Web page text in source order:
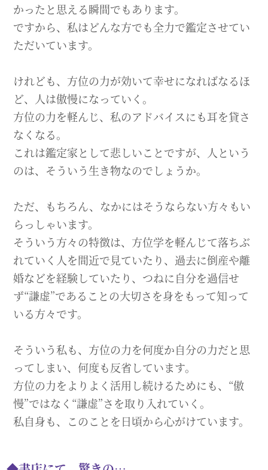
かったと思える瞬間でもあります。
ですから、私はどんな方でも全力で鑑定させてい
ただいています。
けれども、方位の力が効いて幸せになればなるほ
ど、人は傲慢になっていく。
方位の力を軽んじ、私のアドバイスにも耳を貸さ
なくなる。
これは鑑定家として悲しいことですが、人という
のは、そういう生き物なのでしょうか。
ただ、もちろん、なかにはそうならない方々もい
らっしゃいます。
そういう方々の特徴は、方位学を軽んじて落ちぶ
れていく人を間近で見ていたり、過去に倒産や離
婚などを経験していたり、つねに自分を過信せ
ず“謙虚”であることの大切さを身をもって知って
いる方々です。
そういう私も、方位の力を何度か自分の力だと思
ってしまい、何度も反省しています。
方位の力をよりよく活用し続けるためにも、“傲
慢”ではなく“謙虚”さを取り入れていく。
私自身も、このことを日頃から心がけています。